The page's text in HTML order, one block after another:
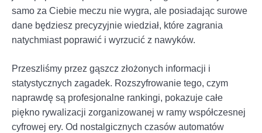
samo za Ciebie meczu nie wygra, ale posiadając surowe
dane będziesz precyzyjnie wiedział, które zagrania
natychmiast poprawić i wyrzucić z nawyków.
Przeszliśmy przez gąszcz złożonych informacji i
statystycznych zagadek. Rozszyfrowanie tego, czym
naprawdę są profesjonalne rankingi, pokazuje całe
piękno rywalizacji zorganizowanej w ramy współczesnej
cyfrowej ery. Od nostalgicznych czasów automatów